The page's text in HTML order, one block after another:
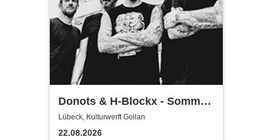
Donots & H-Blockx - Sommer
Shows 2026
Lübeck, Kulturwerft Gollan
22.08.2026